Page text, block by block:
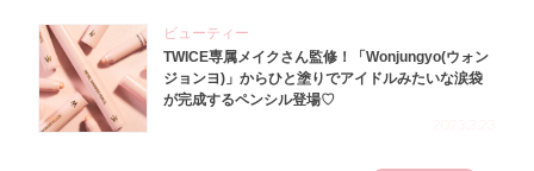
ビューティー
TWICE専属メイクさん監修！「Wonjungyo(ウォン
ジョンヨ)」からひと塗りでアイドルみたいな涙袋
が完成するペンシル登場♡